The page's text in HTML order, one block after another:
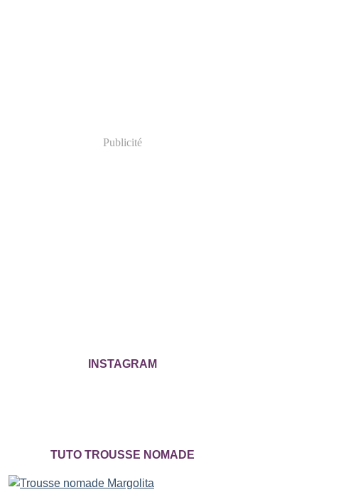
Publicité
INSTAGRAM
TUTO TROUSSE NOMADE